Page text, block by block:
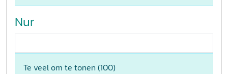
Nur
Te veel om te tonen (100)